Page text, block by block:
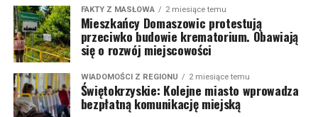
FAKTY Z MASŁOWA 2 miesiące temu
Mieszkańcy Domaszowic protestują
przeciwko budowie krematorium. Obawiają
się o rozwój miejscowości
WIADOMOŚCI Z REGIONU 2 miesiące temu
Świętokrzyskie: Kolejne miasto wprowadza
bezpłatną komunikację miejską